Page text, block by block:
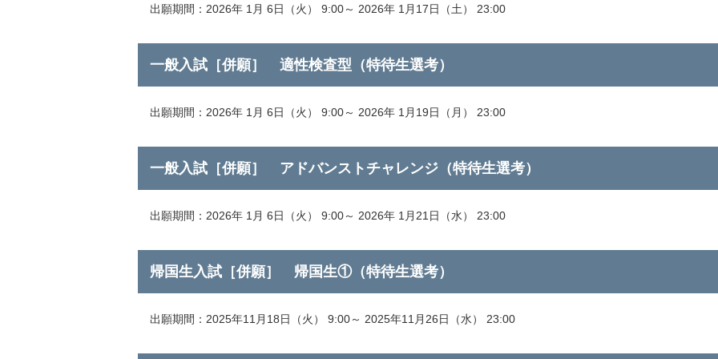
出願期間：2026年 1月 6日（火） 9:00～ 2026年 1月17日（土） 23:00
一般入試［併願］ 適性検査型（特待生選考）
出願期間：2026年 1月 6日（火） 9:00～ 2026年 1月19日（月） 23:00
一般入試［併願］ アドバンストチャレンジ（特待生選考）
出願期間：2026年 1月 6日（火） 9:00～ 2026年 1月21日（水） 23:00
帰国生入試［併願］ 帰国生①（特待生選考）
出願期間：2025年11月18日（火） 9:00～ 2025年11月26日（水） 23:00